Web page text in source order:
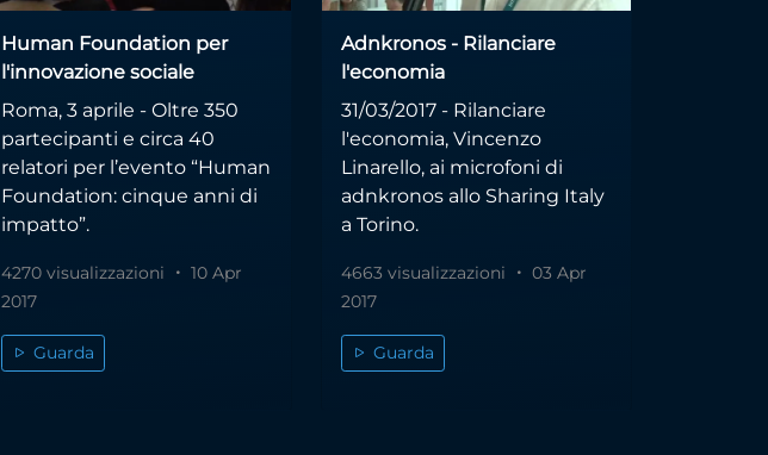
Human Foundation per
l'innovazione sociale
Roma, 3 aprile - Oltre 350
partecipanti e circa 40
relatori per l’evento “Human
Foundation: cinque anni di
impatto”.
4270 visualizzazioni
10 Apr
2017
Guarda
Adnkronos - Rilanciare
l'economia
31/03/2017 - Rilanciare
l'economia, Vincenzo
Linarello, ai microfoni di
adnkronos allo Sharing Italy
a Torino.
4663 visualizzazioni
03 Apr
2017
Guarda